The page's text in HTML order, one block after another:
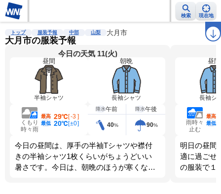
検索 現在地
雨雲レーダー 台風情報 地震情報 ラ
トップ 服装予報 中部 山梨 大月市
大月市の服装予報
今日の天気 11(火)
昼間
半袖シャツ
朝晩
長袖シャツ
くもり
時々雨
最高 29℃[-3 ]
最低 20℃[±0]
降水午前
40%
降水午後
90%
今日の昼間は、厚手の半袖Tシャツや襟付
きの半袖シャツ1枚くらいがちょうどいい
暑さです。今日は、朝晩のほうが寒くなり
昼間
長袖シ
雨時々
止む
最高
最低
明日の昼間
適に過ごせ
の服装で１